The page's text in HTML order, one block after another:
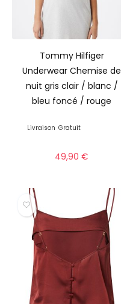
Tommy Hilfiger
Underwear Chemise de
nuit gris clair / blanc /
bleu foncé / rouge
Livraison Gratuit
49,90€